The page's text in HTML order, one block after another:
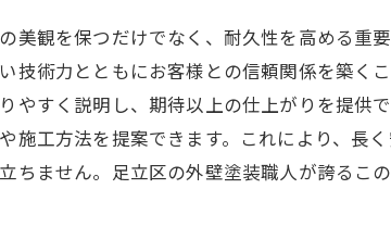
美観を保つだけでなく、耐久性を高める重
技術力とともにお客様との信頼関係を築く
やすく説明し、期待以上の仕上がりを提供
施工方法を提案できます。これにより、長
ちません。足立区の外壁塗装職人が誇るこ